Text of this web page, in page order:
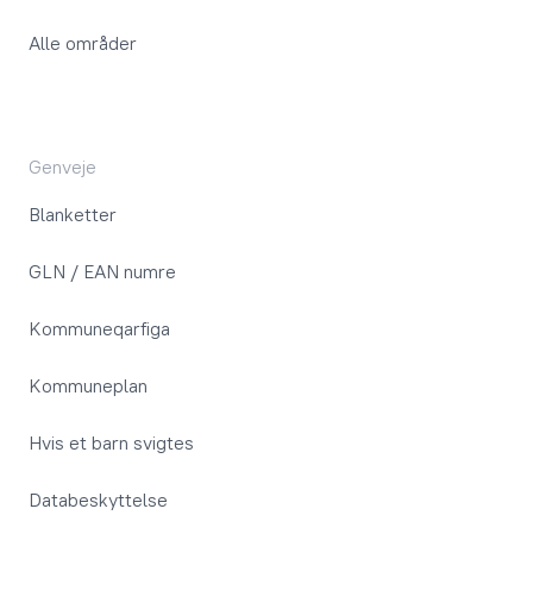
Alle områder
Genveje
Blanketter
GLN / EAN numre
Kommuneqarfiga
Kommuneplan
Hvis et barn svigtes
Databeskyttelse